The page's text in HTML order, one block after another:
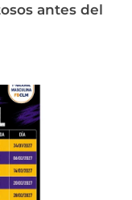
antes del